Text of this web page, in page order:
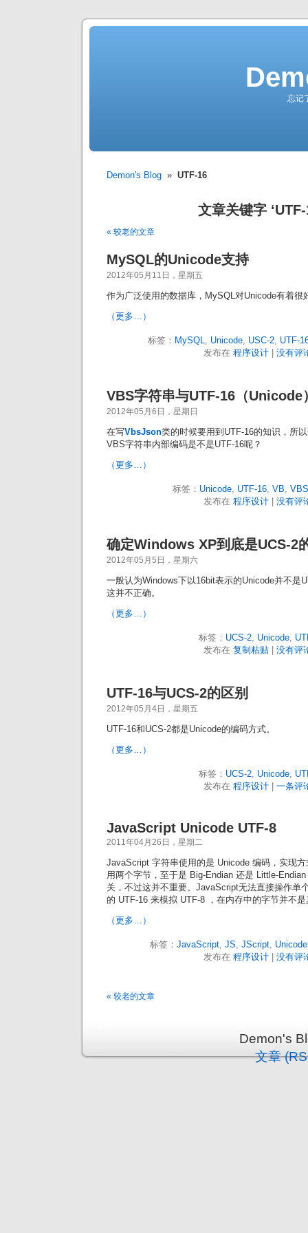
忘记
Demon's Blog » UTF-16
文章关键字 ‘UTF-
« 较老的文章
MySQL的Unicode支持
2012年05月11日，星期五
作为广泛使用的数据库，MySQL对Unicode有着很
（更多…）
标签： MySQL, Unicode, USC-2, UTF-
发布在 程序设计| 没有评
VBS字符串与UTF-16（Unicode
2012年05月6日，星期日
在写VbsJson类的时候要用到UTF-16的知识，所
VBS字符串内部编码是不是UTF-16呢？
（更多…）
标签： Unicode, UTF-16, VB, VBS
发布在 程序设计| 没有评
确定Windows XP到底是UCS-2
2012年05月5日，星期六
一般认为Windows下以16bit表示的Unicode并不是
这并不正确。
（更多…）
标签： UCS-2, Unicode,
发布在 复制粘贴| 没有评
UTF-16与UCS-2的区别
2012年05月4日，星期五
UTF-16和UCS-2都是Unicode的编码方式。
（更多…）
标签： UCS-2, Unicode,
发布在 程序设计| 一条评
JavaScript Unicode UTF-8
2011年04月26日，星期二
JavaScript 字符串使用的是 Unicode 编码，实现
用两个字节，至于是 Big-Endian 还是 Little-
关，不过这并不重要。JavaScript无法直接操作单
的 UTF-16 来模拟 UTF-8 ，在内存中的字节并不
（更多…）
标签： JavaScript, JS, JScript, Unicode
发布在 程序设计| 没有评
« 较老的文章
Demon's
文章